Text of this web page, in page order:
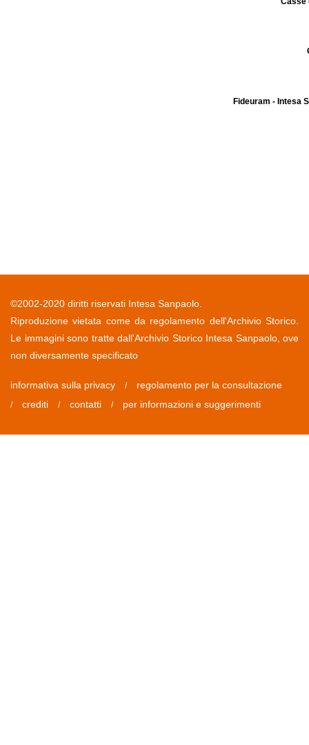
Fideuram - Intesa
©2002-2020 diritti riservati Intesa Sanpaolo.
Riproduzione vietata come da regolamento dell'Archivio Storico.
Le immagini sono tratte dall'Archivio Storico Intesa Sanpaolo, ove
non diversamente specificato
informativa sulla privacy / regolamento per la consultazione
/ crediti / contatti / per informazioni e suggerimenti